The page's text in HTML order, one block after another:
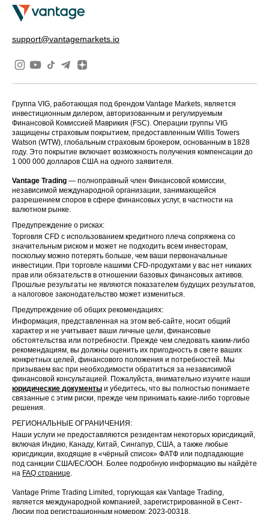
support@vantagemarkets.io
Группа VIG, работающая под брендом Vantage Markets, является
инвестиционным дилером, авторизованным и регулируемым
Финансовой Комиссией Маврикия (FSC). Операции группы VIG
защищены страховым покрытием, предоставленным Willis Towers
Watson (WTW), глобальным страховым брокером, основанным в 1828
году. Это покрытие включает возможность получения компенсации до
1 000 000 долларов США на одного заявителя.
Vantage Trading — полноправный член Финансовой комиссии,
независимой международной организации, занимающейся
разрешением споров в сфере финансовых услуг, в частности на
валютном рынке.
Предупреждение о рисках:
Торговля CFD с использованием кредитного плеча сопряжена со
значительным риском и может не подходить всем инвесторам,
поскольку можно потерять больше, чем ваши первоначальные
инвестиции. При торговле нашими CFD-продуктами у вас нет никаких
прав или обязательств в отношении базовых финансовых активов.
Прошлые результаты не являются показателем будущих результатов,
а налоговое законодательство может измениться.
Предупреждение об общих рекомендациях:
Информация, представленная на этом веб-сайте, носит общий
характер и не учитывает ваши личные цели, финансовые
обстоятельства или потребности. Прежде чем следовать каким-либо
рекомендациям, вы должны оценить их пригодность в свете ваших
конкретных целей, финансового положения и потребностей. Мы
призываем вас при необходимости обратиться за независимой
финансовой консультацией. Пожалуйста, внимательно изучите наши
юридические документы и убедитесь, что вы полностью понимаете
связанные с этим риски, прежде чем принимать какие-либо торговые
решения.
РЕГИОНАЛЬНЫЕ ОГРАНИЧЕНИЯ:
Наши услуги не предоставляются резидентам некоторых юрисдикций,
включая Индию, Канаду, Китай, Сингапур, США, а также любые
юрисдикции, входящие в «чёрный список» ФАТФ или подпадающие
под санкции США/ЕС/ООН. Более подробную информацию вы найдёте
на FAQ странице.
Vantage Prime Trading Limited, торгующая как Vantage Trading,
является международной компанией, зарегистрированной в Сент-
Люсии под регистрационным номером: 2023-00318.